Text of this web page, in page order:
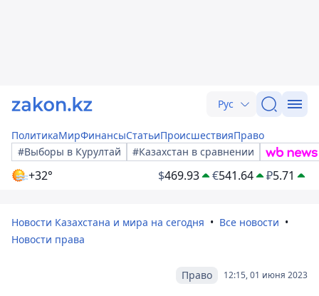
Рус
ПолитикаМирФинансыСтатьиПроисшествияПраво
#Выборы в Курултай
#Казахстан в сравнении
+32° $469.93 €541.64 ₽5.71
Новости Казахстана и мира на сегодня
Все новости
Новости права
12:15, 01 июня 2023
Право